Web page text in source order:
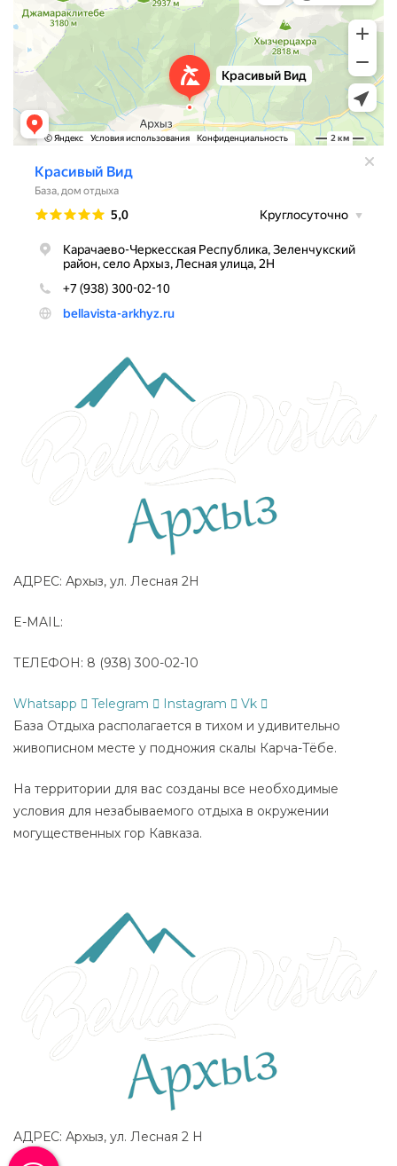
АДРЕС: Архыз, ул. Лесная 2Н
E-MAIL:
ТЕЛЕФОН: 8 (938) 300-02-10
Whatsapp Telegram Instagram
Vk
База Отдыха располагается в тихом и удивительно
живописном месте у подножия скалы Карча-Тёбе.
На территории для вас созданы все необходимые
условия для незабываемого отдыха в окружении
могущественных гор Кавказа.
АДРЕС: Архыз, ул. Лесная 2 Н